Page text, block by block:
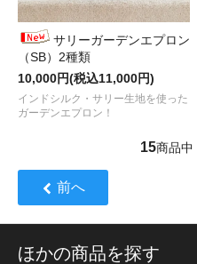
サリーガーデンエプロン
（SB）2種類
10,000円(税込11,000円)
インドシルク・サリー生地を使った
ガーデンエプロン！
15商品中
前へ
ほかの商品を探す